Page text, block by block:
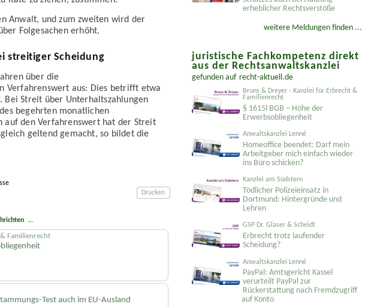
Anwalt, und zum zweiten wird der
Folgesachen erhöht.
streitiger Scheidung
über die
Verfahrenswert aus: Dies betrifft etwa
Bei Streit über Unterhaltszahlungen
begehrten monatlichen
auf den Verfahrenswert hat der Streit
geltend gemacht, so bildet die
Drucken
...
Familienrecht
Test auch im EU-Ausland
erheblicher Rechtsverstöße
weitere Meldungen finden ...
juristische Fachkompetenz direkt
aus der Rechtsanwaltskanzlei
gefunden auf recht-aktuell.de
Bruns & Dreyer - Kanzlei für Erbrecht &
Familienrecht
§ 1615l BGB – Höhe der
Erwerbsobliegenheit
Anwaltskanzlei Lenné
Homeoffice beendet: Darf mein
Arbeitgeber mich einfach wieder
ins Büro schicken?
Kanzlei am Südstern
Tödlicher Polizeieinsatz in
Dortmund: Hintergründe und
Lehren
GSP Dr. Glaser & Scheidt
Erbrecht trotz laufender
Scheidung?
Anwaltskanzlei Lenné
PayPal: Amtsgericht Kassel
verurteilt PayPal zur
Rückerstattung nach Fremdzugriff
auf Konto